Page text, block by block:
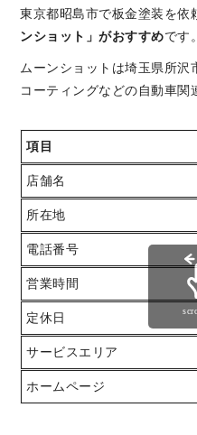
東京都昭島市で板金塗装を依
ンショット」がおすすめです。
ムーンショットは埼玉県所沢
コーティングなどの自動車関
項目
店舗名
所在地
電話番号
営業時間
定休日
サービスエリア
ホームページ